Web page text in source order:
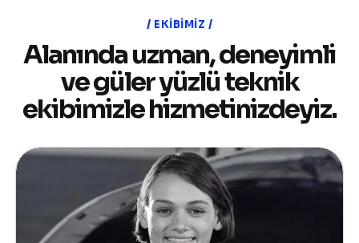
EKIBIMIZ
Alanında uzman, deneyimli
ve güler yüzlü teknik
ekibimizle hizmetinizdeyiz.